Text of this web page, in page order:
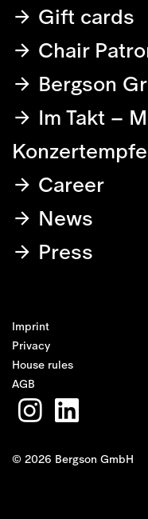
Gift cards
Chair
Bergson
Im Takt –
Career
News
Press
© 2026 Bergson GmbH
Imprint
Privacy
House rules
AGB